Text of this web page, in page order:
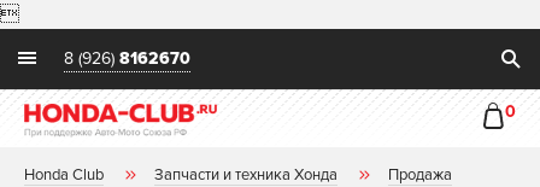

8 (926) 8162670
0
Honda Club Запчасти и техника Хонда
Продажа